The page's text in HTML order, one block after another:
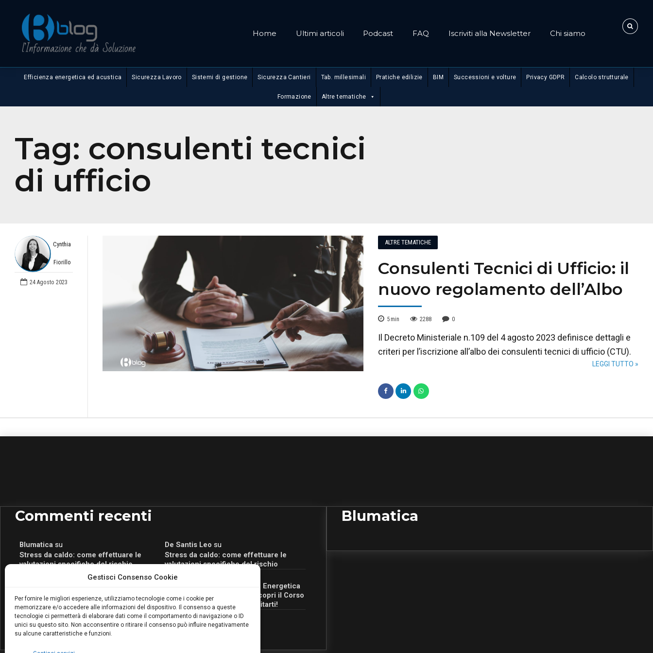
Gestisci Consenso Cookie
Per fornire le migliori esperienze, utilizziamo tecnologie come i cookie per
memorizzare e/o accedere alle informazioni del dispositivo. Il consenso a queste
tecnologie ci permetterà di elaborare dati come il comportamento di navigazione o ID
unici su questo sito. Non acconsentire o ritirare il consenso può influire negativamente
su alcune caratteristiche e funzioni.
Home Ultimi articoli Podcast FAQ Iscriviti alla Newsletter Chi siamo
Efficienza energetica ed acustica Sicurezza Lavoro Sistemi di gestione Sicurezza Cantieri Tab. millesimali Pratiche edilizie BIM Successioni e volture Privacy GDPR Calcolo strutturale
Formazione Altre tematiche
Tag: consulenti tecnici
di ufficio
Cynthia
Fiorillo
24 Agosto 2023
ALTRE TEMATICHE
Consulenti Tecnici di Ufficio: il
nuovo regolamento dell’Albo
5 min 2288 0
Il Decreto Ministeriale n.109 del 4 agosto 2023 definisce dettagli e
criteri per l’iscrizione all’albo dei consulenti tecnici di ufficio (CTU).
LEGGI TUTTO »
Commenti recenti
Blumaticasu
Stress da caldo: come effettuare le
valutazioni specifiche del rischio
De Santis Leo su
Stress da caldo: come effettuare le
valutazioni specifiche del rischio
attivo anche in Campania: scopri il Corso
Blumatica da 80 Ore per abilitarti!
Romeo Myrtaj
Portale per la Certificazione Energetica
attivo anche in Campania: scopri il Corso
Blumatica da 80 Ore per abilitarti!
Blumaticasu
Coordinatore della Sicurezza: cosa è
richiesto per abilitazione e
Blumatica